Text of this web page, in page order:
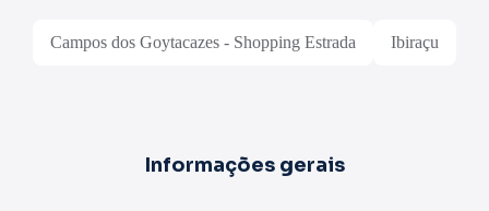
Campos dos Goytacazes - Shopping Estrada Ibiraçu
Informações gerais